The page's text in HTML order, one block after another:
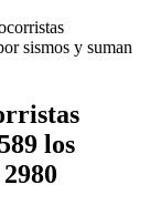
sismos y suman
los